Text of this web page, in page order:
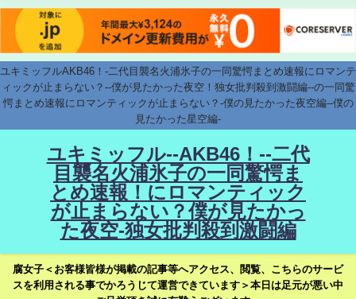
ユキミッフルAKB46！-二代目襲名火浦氷子の一同驚愕まとめ速報にロマンテ
ィックが止まらない？--僕が見たかった夜空！独女批判殺到激闘編--の一同驚
愕まとめ速報にロマンティックが止まらない？-僕の見たかった夜空編--僕の
見たかった星空編-
ユキミッフル--AKB46！--二代
目襲名火浦氷子の一同驚愕ま
とめ速報！にロマンティック
が止まらない？僕が見たかっ
た夜空-独女批判殺到激闘編
腐女子＜お客様皆様が掲載の記事等へアクセス、閲覧、こちらのサービ
スを利用される事でかろうじて運営できています＞本日は足元が悪い中